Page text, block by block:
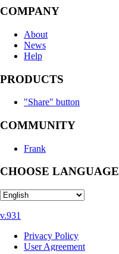
COMPANY
About
News
Help
PRODUCTS
"Share" button
COMMUNITY
Frank
CHOOSE LANGUAGE
v.931
Privacy Policy
User Agreement